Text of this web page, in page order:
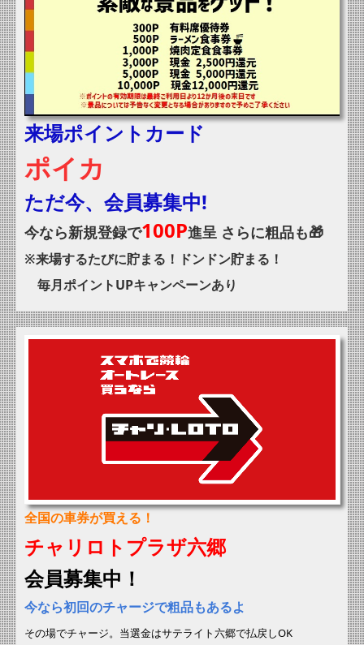
来場ポイントカード
ポイカ
ただ今、会員募集中!
今なら新規登録で100P進呈 さらに粗品も🎁
※来場するたびに貯まる！ドンドン貯まる！
毎月ポイントUPキャンペーンあり
全国の車券が買える！
チャリロトプラザ六郷
会員募集中！
今なら初回のチャージで粗品もあるよ
その場でチャージ。 当選金はサテライト六郷で払戻しOK